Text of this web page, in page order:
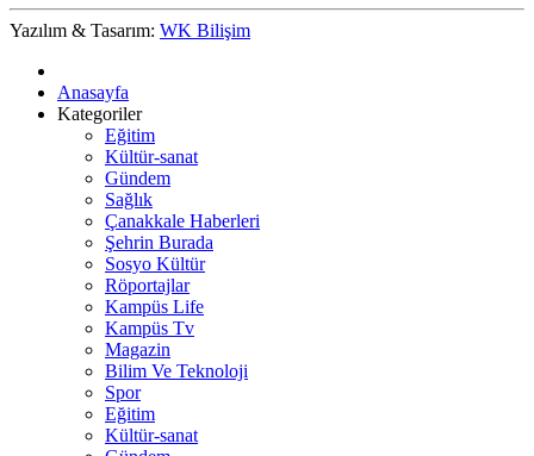
Yazılım & Tasarım: WK Bilişim
Anasayfa
Kategoriler
Eğitim
Kültür-sanat
Gündem
Sağlık
Çanakkale Haberleri
Şehrin Burada
Sosyo Kültür
Röportajlar
Kampüs Life
Kampüs Tv
Magazin
Bilim Ve Teknoloji
Spor
Eğitim
Kültür-sanat